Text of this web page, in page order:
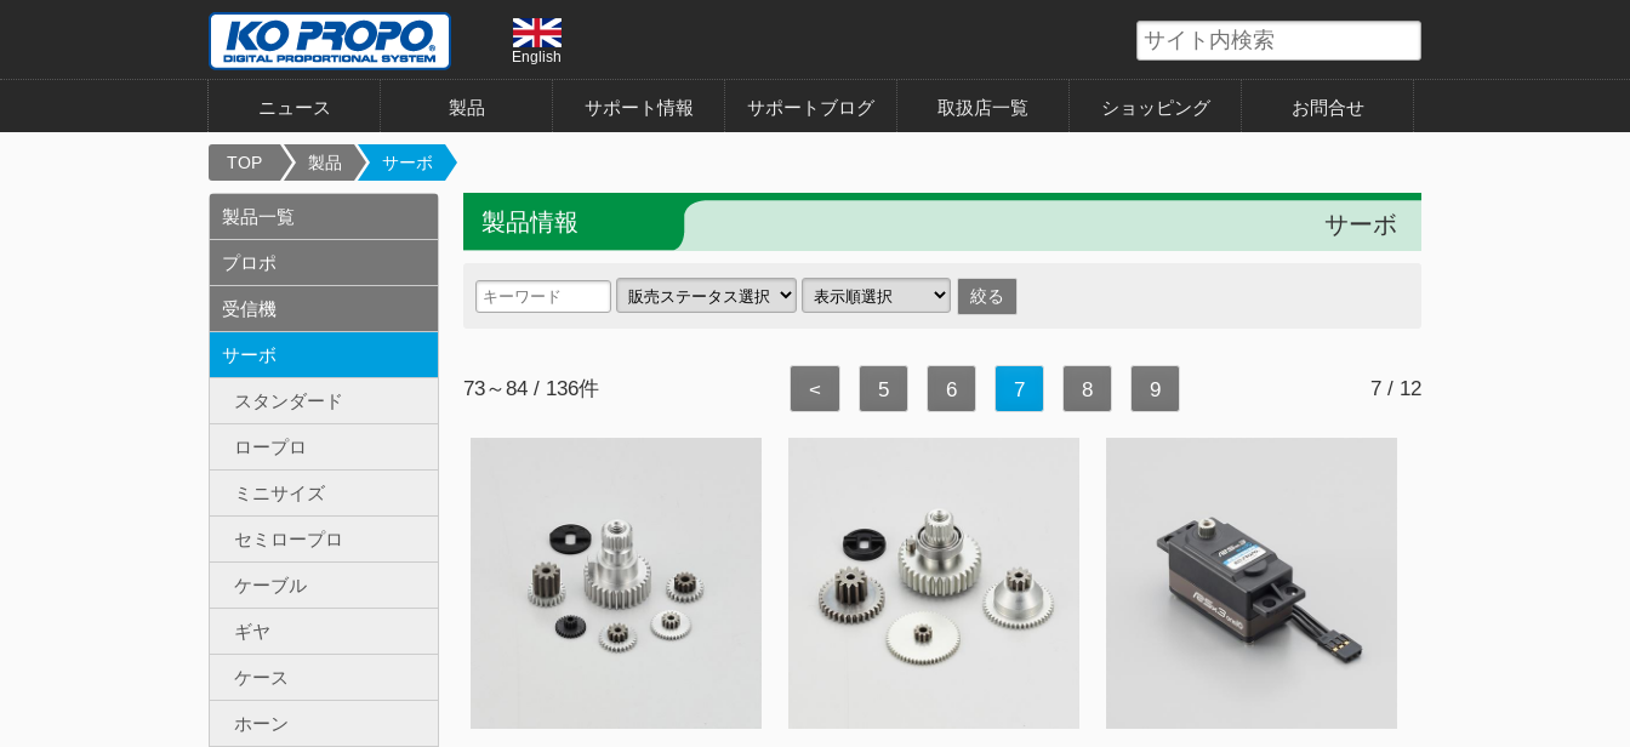
English
ニュース 製品 サポート情報 サポートブログ 取扱店一覧 ショッピング お問合せ
TOP 製品 サーボ
製品情報 サーボ
73～84 / 136件 < 5 6 7 8 9 7 / 12
製品一覧
プロポ
受信機
サーボ
スタンダード
ロープロ
ミニサイズ
セミロープロ
ケーブル
ギヤ
ケース
ホーン